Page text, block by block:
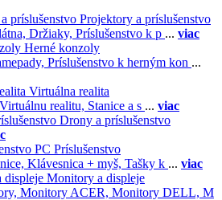
Projektory a príslušenstvo
Držiaky, Príslušenstvo k p ... viac
Herné konzoly
Príslušenstvo k herným kon ...
Virtuálna realita
realitu, Stanice a s ... viac
Drony a príslušenstvo
PC Príslušenstvo
Klávesnica + myš, Tašky k ... viac
Monitory a displeje
Monitory ACER, Monitory DELL, M